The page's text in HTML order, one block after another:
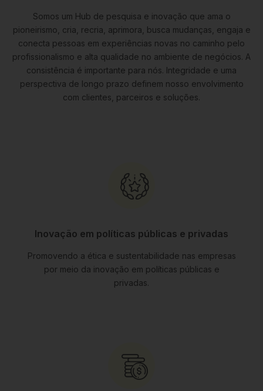
Somos um Hub de pesquisa e inovação que ama o
pioneirismo, cria, recria, aprimora, busca mudanças, engaja e
conecta pessoas em experiências novas no caminho pelo
profissionalismo e alta qualidade no ambiente de negócios. A
consistência é importante para nós. Integridade e uma
perspectiva de longo prazo definem nosso envolvimento
com clientes, parceiros e soluções.
Inovação em políticas públicas e privadas
Promovendo a ética e sustentabilidade nas empresas
por meio da inovação em políticas públicas e
privadas.